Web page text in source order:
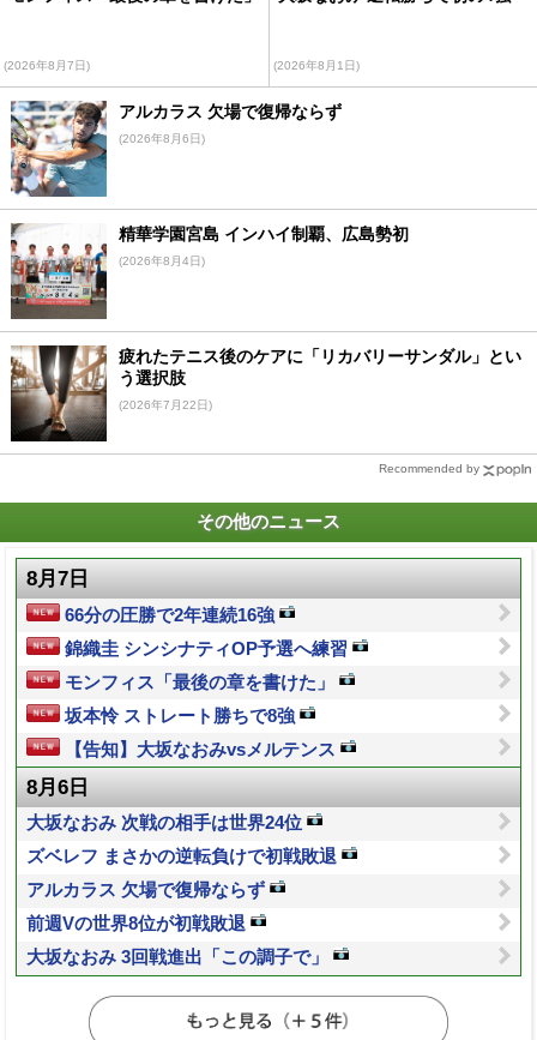
(2026年8月7日) (2026年8月1日)
アルカラス 欠場で復帰ならず
(2026年8月6日)
精華学園宮島 インハイ制覇、広島勢初
(2026年8月4日)
疲れたテニス後のケアに「リカバリーサンダル」とい
う選択肢
(2026年7月22日)
Recommended by
その他のニュース
8月7日
66分の圧勝で2年連続16強
錦織圭 シンシナティOP予選へ練習
モンフィス「最後の章を書けた」
坂本怜 ストレート勝ちで8強
【告知】大坂なおみvsメルテンス
8月6日
大坂なおみ 次戦の相手は世界24位
ズベレフ まさかの逆転負けで初戦敗退
アルカラス 欠場で復帰ならず
前週Vの世界8位が初戦敗退
大坂なおみ 3回戦進出「この調子で」